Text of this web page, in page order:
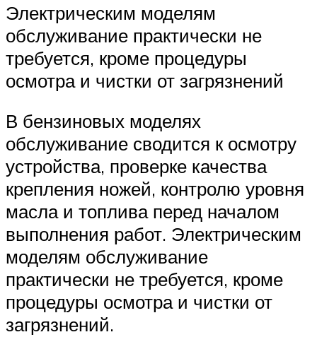
Электрическим моделям
обслуживание практически не
требуется, кроме процедуры
осмотра и чистки от загрязнений
В бензиновых моделях
обслуживание сводится к осмотру
устройства, проверке качества
крепления ножей, контролю уровня
масла и топлива перед началом
выполнения работ. Электрическим
моделям обслуживание
практически не требуется, кроме
процедуры осмотра и чистки от
загрязнений.